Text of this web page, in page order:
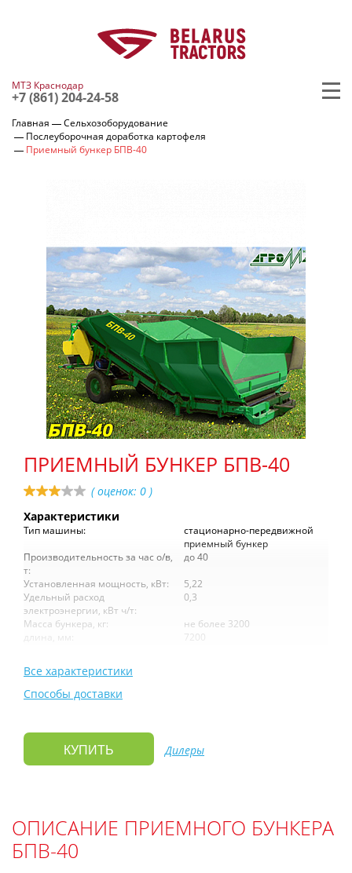
МТЗ Краснодар
+7 (861) 204-24-58
Главная
Сельхозоборудование
Послеуборочная доработка картофеля
Приемный бункер БПВ-40
ПРИЕМНЫЙ БУНКЕР БПВ-40
( оценок: 0 )
Характеристики
Тип машины:
стационарно-передвижной
приемный бункер
Производительность за час о/в,
т:
до 40
Установленная мощность, кВт:
5,22
Удельный расход
электроэнергии, кВт ч/т:
0,3
Масса бункера, кг:
не более 3200
длина, мм:
7200
Все характеристики
Способы доставки
КУПИТЬ Дилеры
ОПИСАНИЕ ПРИЕМНОГО БУНКЕРА
БПВ-40